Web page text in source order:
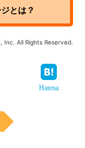
とは？
All Rights Reserved.
Hatena